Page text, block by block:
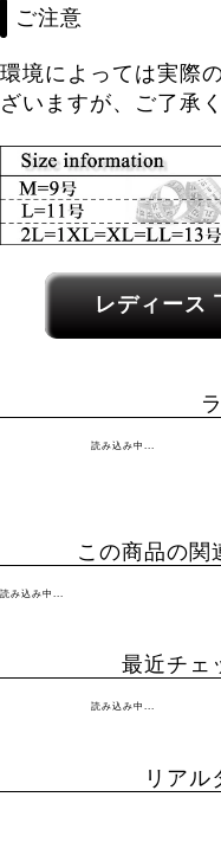
ご注意
環境によっては実際
ざいますが、ご了承
レディース関連カテゴリーへの
レディース
読み込み中...
この商品の関
読み込み中...
最近チェ
読み込み中...
リアル